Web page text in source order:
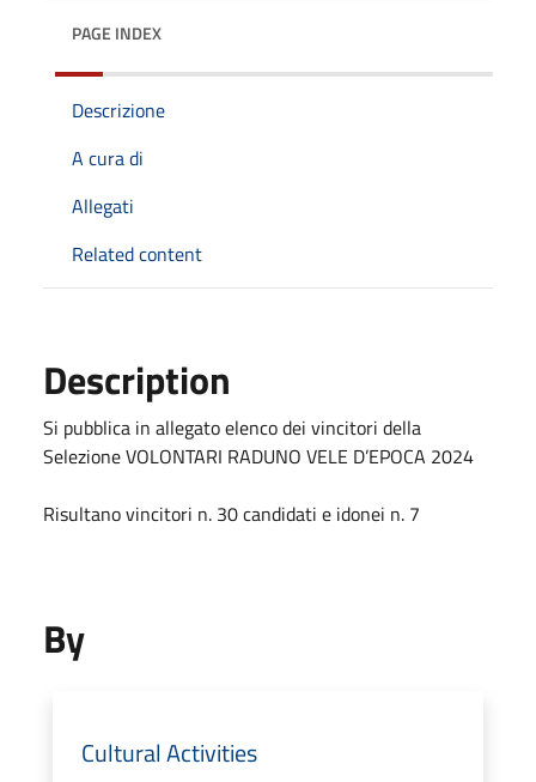
PAGE INDEX
Descrizione
A cura di
Allegati
Related content
Description
Si pubblica in allegato elenco dei vincitori della
Selezione VOLONTARI RADUNO VELE D’EPOCA 2024
Risultano vincitori n. 30 candidati e idonei n. 7
By
Cultural Activities